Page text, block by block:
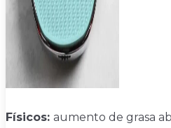
Físicos: aumento de grasa